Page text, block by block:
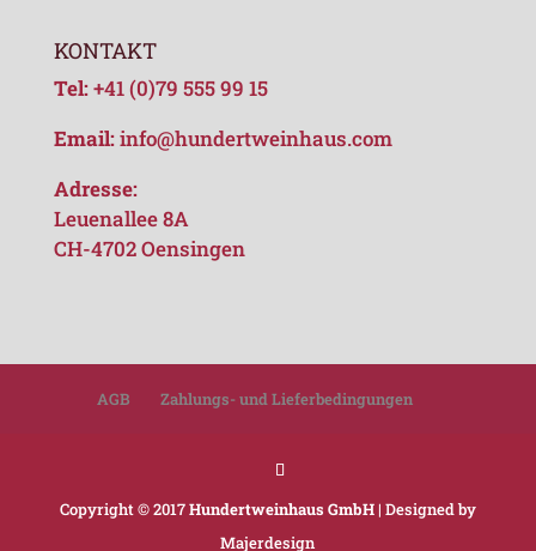
KONTAKT
Tel:+41 (0)79 555 99 15
Email:info@hundertweinhaus.com
Adresse:
Leuenallee 8A
CH-4702 Oensingen
AGB Zahlungs- und Lieferbedingungen
Copyright © 2017Hundertweinhaus GmbH| Designed by
Majerdesign